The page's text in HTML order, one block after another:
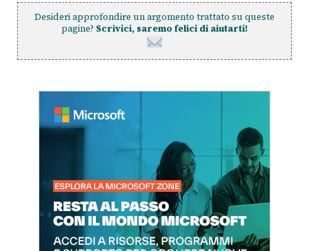
Desideri approfondire un argomento trattato su queste
pagine? Scrivici, saremo felici di aiutarti!